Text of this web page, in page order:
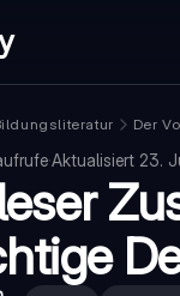
Der
·Aktualisiert 23.